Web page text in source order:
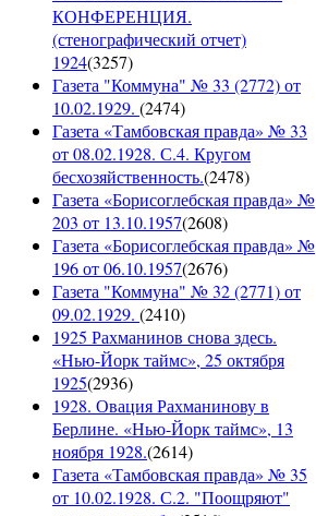
КОНФЕРЕНЦИЯ.
(стенографический отчет)
1924(3257)
Газета "Коммуна" № 33 (2772) от
10.02.1929. (2474)
Газета «Тамбовская правда» № 33
от 08.02.1928. С.4. Кругом
бесхозяйственность.(2478)
Газета «Борисоглебская правда» №
203 от 13.10.1957(2608)
Газета «Борисоглебская правда» №
196 от 06.10.1957(2676)
Газета "Коммуна" № 32 (2771) от
09.02.1929. (2410)
1925 Рахманинов снова здесь.
«Нью-Йорк таймс», 25 октября
1925(2936)
1928. Овация Рахманинову в
Берлине. «Нью-Йорк таймс», 13
ноября 1928.(2614)
Газета «Тамбовская правда» № 35
от 10.02.1928. С.2. "Поощряют"